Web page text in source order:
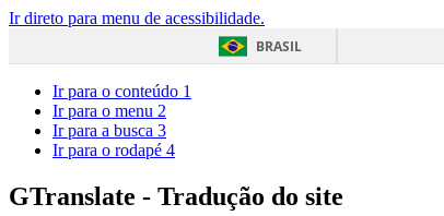
Ir direto para menu de acessibilidade.
BRASIL
Ir para o conteúdo 1
Ir para o menu 2
Ir para a busca 3
Ir para o rodapé 4
GTranslate - Tradução do site